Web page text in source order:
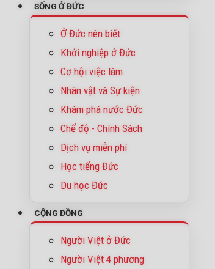
SỐNG Ở ĐỨC
Ở Đức nên biết
Khởi nghiệp ở Đức
Cơ hội việc làm
Nhân vật và Sự kiện
Khám phá nước Đức
Chế độ - Chính Sách
Dịch vụ miễn phí
Học tiếng Đức
Du học Đức
CỘNG ĐỒNG
Người Việt ở Đức
Người Việt 4 phương